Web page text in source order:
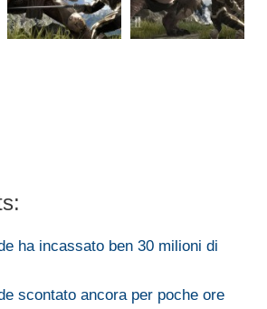
ha incassato ben 30 milioni di
scontato ancora per poche ore